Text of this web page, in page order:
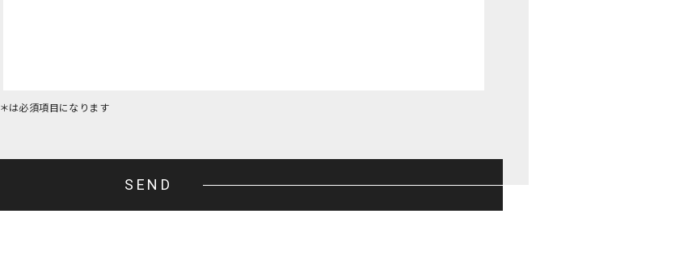
＊は必須項目になります
SEND